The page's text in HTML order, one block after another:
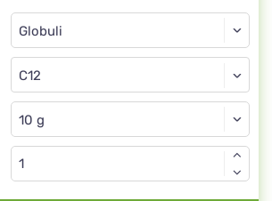
Form
Globuli
C12
Globuli